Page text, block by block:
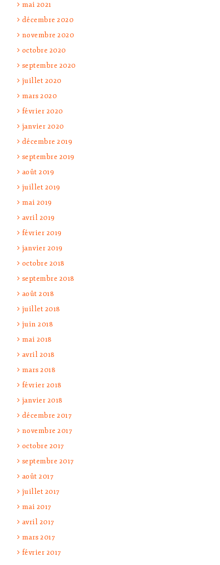
mai 2021
décembre 2020
novembre 2020
octobre 2020
septembre 2020
juillet 2020
mars 2020
février 2020
janvier 2020
décembre 2019
septembre 2019
août 2019
juillet 2019
mai 2019
avril 2019
février 2019
janvier 2019
octobre 2018
septembre 2018
août 2018
juillet 2018
juin 2018
mai 2018
avril 2018
mars 2018
février 2018
janvier 2018
décembre 2017
novembre 2017
octobre 2017
septembre 2017
août 2017
juillet 2017
mai 2017
avril 2017
mars 2017
février 2017